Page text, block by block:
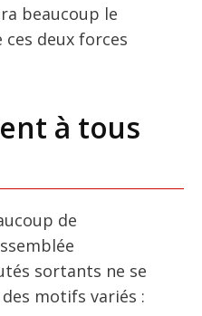
beaucoup le
deux forces
à tous
de
sortants ne se
motifs variés :